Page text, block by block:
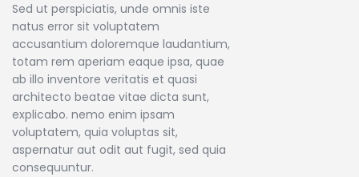
Sed ut perspiciatis, unde omnis iste
natus error sit voluptatem
accusantium doloremque laudantium,
totam rem aperiam eaque ipsa, quae
ab illo inventore veritatis et quasi
architecto beatae vitae dicta sunt,
explicabo. nemo enim ipsam
voluptatem, quia voluptas sit,
aspernatur aut odit aut fugit, sed quia
consequuntur.